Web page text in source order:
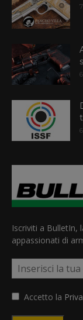
Iscriviti a BulletIn,
appassionati di
Accetto la